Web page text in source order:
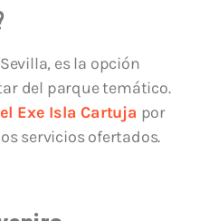
es la opción
del parque temático.
Exe Isla Cartuja por
servicios ofertados.